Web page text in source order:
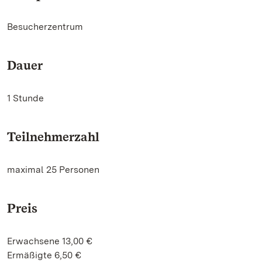
Besucherzentrum
Dauer
1 Stunde
Teilnehmerzahl
maximal 25 Personen
Preis
Erwachsene 13,00 €
Ermäßigte 6,50 €